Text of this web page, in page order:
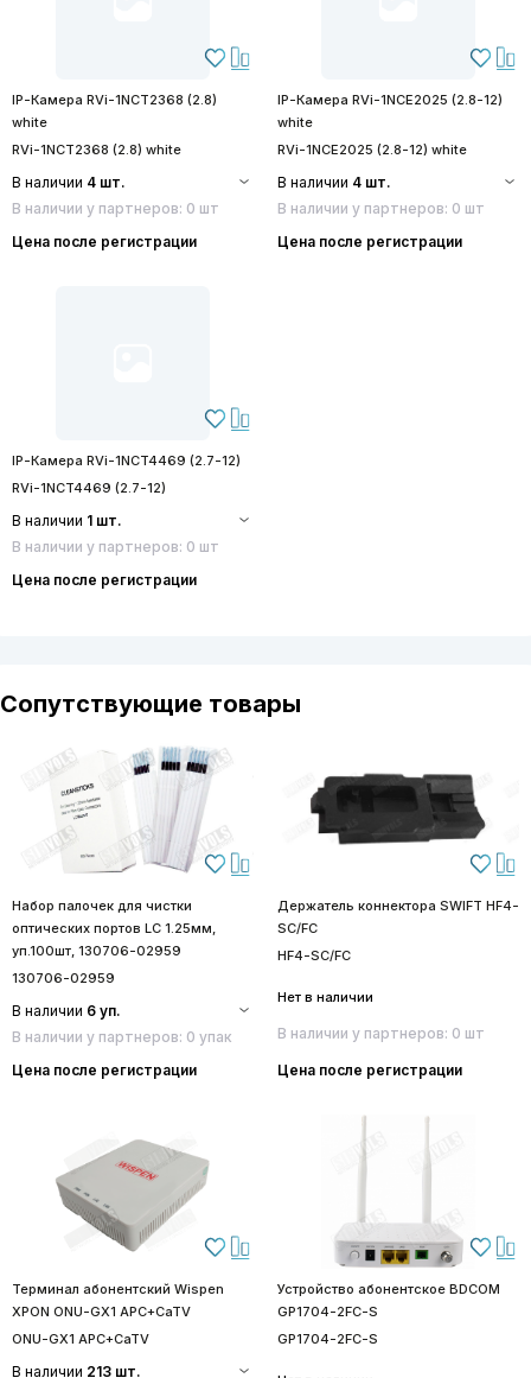
IP-Камера RVi-1NCT2368 (2.8)
white
RVi-1NCT2368 (2.8) white
В наличии 4 шт.
В наличии у партнеров: 0 шт
Цена после регистрации
IP-Камера RVi-1NCE2025 (2.8-12)
white
RVi-1NCE2025 (2.8-12) white
В наличии 4 шт.
В наличии у партнеров: 0 шт
Цена после регистрации
IP-Камера RVi-1NCT4469 (2.7-12)
RVi-1NCT4469 (2.7-12)
В наличии 1 шт.
В наличии у партнеров: 0 шт
Цена после регистрации
Сопутствующие товары
Набор палочек для чистки
оптических портов LC 1.25мм,
уп.100шт, 130706-02959
130706-02959
В наличии 6 уп.
В наличии у партнеров: 0 упак
Цена после регистрации
Держатель коннектора SWIFT HF4-
SC/FC
HF4-SC/FC
Нет в наличии
В наличии у партнеров: 0 шт
Цена после регистрации
Терминал абонентский Wispen
XPON ONU-GX1 APC+CaTV
ONU-GX1 APC+CaTV
В наличии 213 шт.
Устройство абонентское BDCOM
GP1704-2FC-S
GP1704-2FC-S